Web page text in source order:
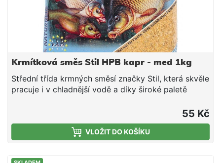
Krmítková směs Stil HPB kapr - med 1kg
Střední třída krmných směsí značky Stil, která skvěle
pracuje i v chladnější vodě a díky široké paletě
pravou směs pro daný revír či cílovou rybu. V rámci
poměru ceny a nabízené kvality tyto směsi jen těžko
hledají konkurenci - doporučujeme. Složení: Mleté
55 Kč
VLOŽIT DO KOŠÍKU